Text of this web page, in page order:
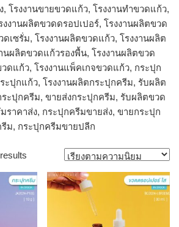
โรงงานขายขวดแก้ว, โรงงานทำขวดแก้ว,
งงานผลิตขวดดรอปเปอร์, โรงงานผลิตขวด
ดเซรั่ม, โรงงานผลิตขวดแก้ว, โรงงานผลิต
นผลิตขวดแก้วรองพื้น, โรงงานผลิตขวด
วดแก้ว, โรงงานแพ็คเกจขวดแก้ว, กระปุก
ะปุกแก้ว, โรงงานผลิตกระปุกครีม, รับผลิต
ะปุกครีม, ขายส่งกระปุกครีม, รับผลิตขวด
ราคาส่ง, กระปุกครีมขายส่ง, ขายกระปุก
ม, กระปุกครีมขายปลีก
popularity